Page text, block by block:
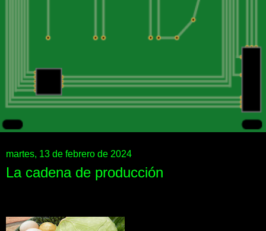
martes, 13 de febrero de 2024
La cadena de producción